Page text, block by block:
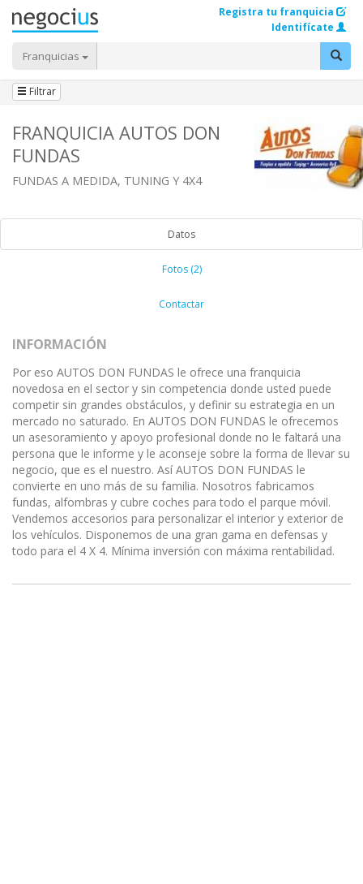
Franquicias
Registra tu franquicia
Identifícate
Filtrar
FRANQUICIA AUTOS DON
FUNDAS
FUNDAS A MEDIDA, TUNING Y 4X4
Datos
Fotos (2)
Contactar
INFORMACIÓN
Por eso AUTOS DON FUNDAS le ofrece una franquicia
novedosa en el sector y sin competencia donde usted puede
competir sin grandes obstáculos, y definir su estrategia en un
mercado no saturado. En AUTOS DON FUNDAS le ofrecemos
un asesoramiento y apoyo profesional donde no le faltará una
persona que le informe y le aconseje sobre la forma de llevar su
negocio, que es el nuestro. Así AUTOS DON FUNDAS le
convierte en uno más de su familia. Nosotros fabricamos
fundas, alfombras y cubre coches para todo el parque móvil.
Vendemos accesorios para personalizar el interior y exterior de
los vehículos. Disponemos de una gran gama en defensas y
todo para el 4 X 4. Mínima inversión con máxima rentabilidad.